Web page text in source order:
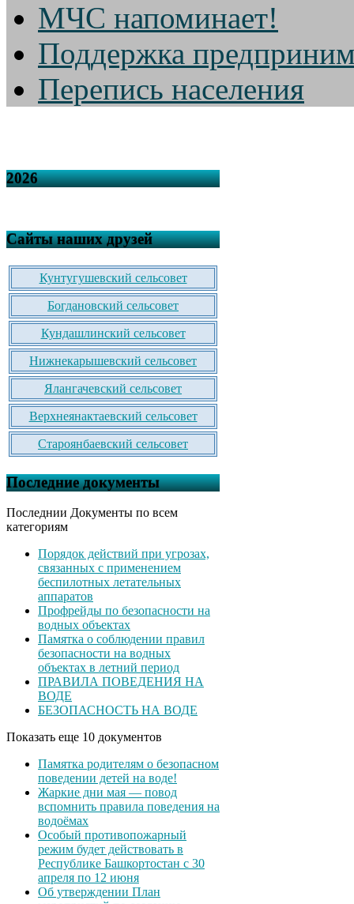
МЧС напоминает!
Поддержка
Перепись населения
2026
Сайты наших друзей
Кунтугушевский сельсовет
Богдановский сельсовет
Кундашлинский сельсовет
Нижнекарышевский сельсовет
Ялангачевский сельсовет
Верхнеянактаевский сельсовет
Староянбаевский сельсовет
Последние документы
Последнии Документы по всем
категориям
Порядок действий при угрозах,
связанных с применением
беспилотных летательных
аппаратов
Профрейды по безопасности на
водных объектах
Памятка о соблюдении правил
безопасности на водных
объектах в летний период
ПРАВИЛА ПОВЕДЕНИЯ НА
ВОДЕ
БЕЗОПАСНОСТЬ НА ВОДЕ
Показать еще 10 документов
Памятка родителям о безопасном
поведении детей на воде!
Жаркие дни мая — повод
вспомнить правила поведения на
водоёмах
Особый противопожарный
режим будет действовать в
Республике Башкортостан с 30
апреля по 12 июня
Об утверждении План